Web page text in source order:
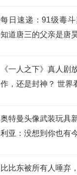
每日速递：91级毒
知道唐三的父亲是唐
《一人之下》真人剧
作，还是封神？ 世界
奥特曼头像武装玩具
利亚：没想到你也有
比比东被所有人唾弃